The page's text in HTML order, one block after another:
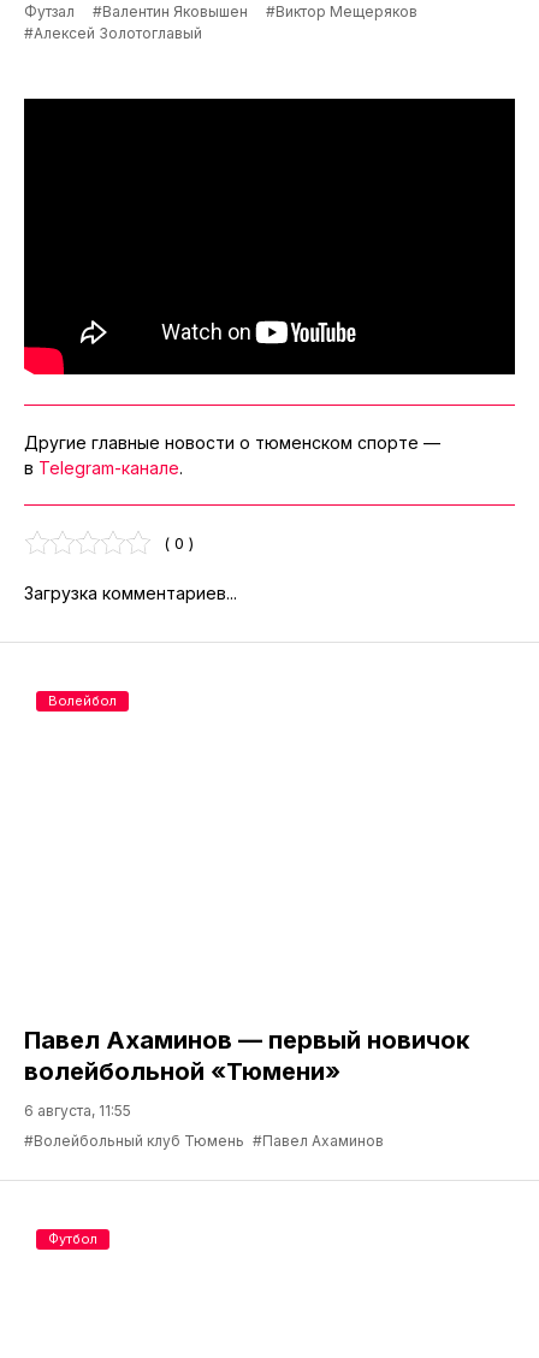
Футзал
#Валентин Яковышен
#Виктор Мещеряков
#Алексей Золотоглавый
Другие главные новости о тюменском спорте —
в Telegram-канале.
( 0 )
Загрузка комментариев...
Павел Ахаминов — первый новичок
волейбольной «Тюмени»
6 августа, 11:55
#Волейбольный клуб Тюмень #Павел Ахаминов
Волейбол
Футбол